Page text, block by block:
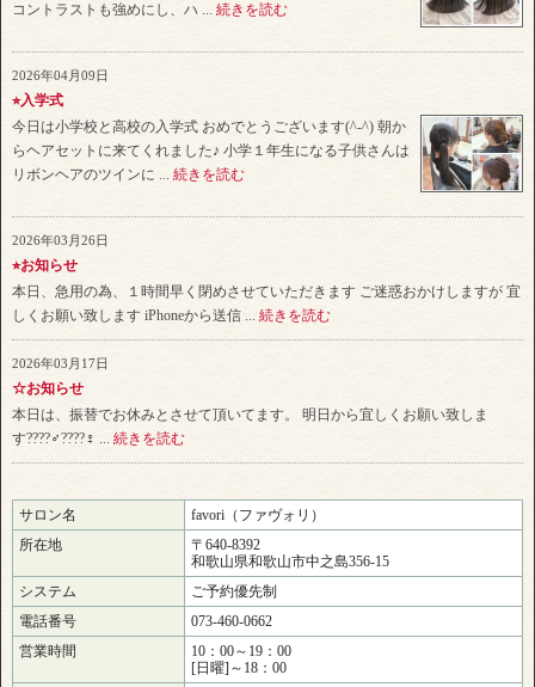
コントラストも強めにし、ハ ... 続きを読む
2026年04月09日
⭐︎入学式
今日は小学校と高校の入学式 おめでとうございます(^-^) 朝か
らヘアセットに来てくれました♪ 小学１年生になる子供さんは
リボンヘアのツインに ... 続きを読む
2026年03月26日
⭐︎お知らせ
本日、急用の為、１時間早く閉めさせていただきます ご迷惑おかけしますが 宜
しくお願い致します iPhoneから送信 ... 続きを読む
2026年03月17日
☆お知らせ
本日は、振替でお休みとさせて頂いてます。 明日から宜しくお願い致しま
す????‍♂️????‍♀️ ... 続きを読む
サロン名
favori（ファヴォリ）
所在地
〒640-8392
和歌山県和歌山市中之島356-15
システム
ご予約優先制
電話番号
073-460-0662
営業時間
10：00～19：00
[日曜]～18：00